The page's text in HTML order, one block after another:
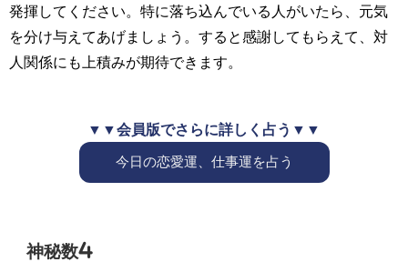
発揮してください。特に落ち込んでいる人がいたら、元気
を分け与えてあげましょう。すると感謝してもらえて、対
人関係にも上積みが期待できます。
▼▼会員版でさらに詳しく占う▼▼
今日の恋愛運、仕事運を占う
神秘数4